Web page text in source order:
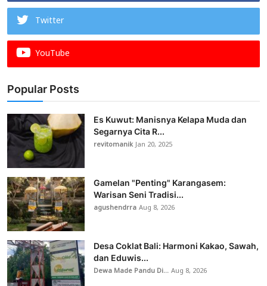
Twitter
YouTube
Popular Posts
Es Kuwut: Manisnya Kelapa Muda dan
Segarnya Cita R...
revitomanikJan 20, 2025
Gamelan "Penting" Karangasem:
Warisan Seni Tradisi...
agushendrraAug 8, 2026
Desa Coklat Bali: Harmoni Kakao, Sawah,
dan Eduwis...
Dewa Made Pandu Di...Aug 8, 2026